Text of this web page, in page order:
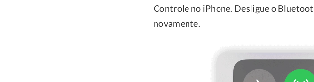
Controle no iPhone. Desligue o
novamente.